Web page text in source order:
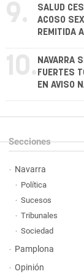
9.
SALUD
ACOSO
REMITIDA
10. NAVARRA
FUERTES
EN AVISO
Secciones
Navarra
Política
Sucesos
Tribunales
Sociedad
Pamplona
Opinión